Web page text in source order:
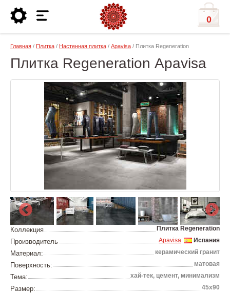
0
Главная / Плитка / Настенная плитка / Apavisa / Плитка Regeneration
Плитка Regeneration Apavisa
Коллекция Плитка Regeneration
Производитель Испания
Apavisa
Материал: керамический гранит
Поверхность: матовая
Тема: хай-тек, цемент, минимализм
Размер: 45х90